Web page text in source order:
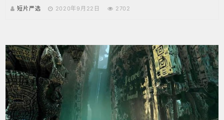
短片严选 2020年9月22日 2702